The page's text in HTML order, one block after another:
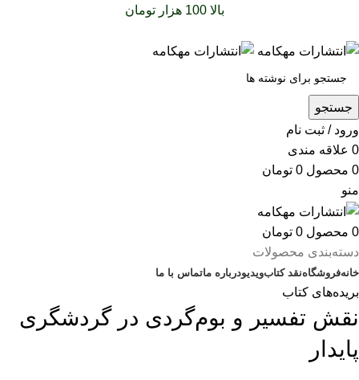
بالا 100 هزار تومان
جستجو
ورود / ثبت نام
0 علاقه مندی
0 محصول 0 تومان
منو
0 محصول 0 تومان
دسته‌بندی محصولات
خانهفروشگاهنقد کتابویدیودرباره‌ ماتماس با ما
بریده‌های کتاب
نقش تفسیر و بوم‌گردی در گردشگری
پایدار